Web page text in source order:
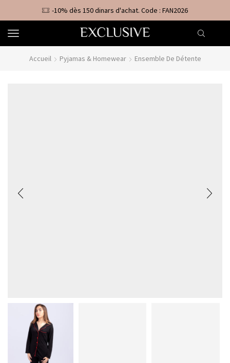
-10% dès 150 dinars d'achat. Code : FAN2026
Accueil Pyjamas & Homewear Ensemble De Détente